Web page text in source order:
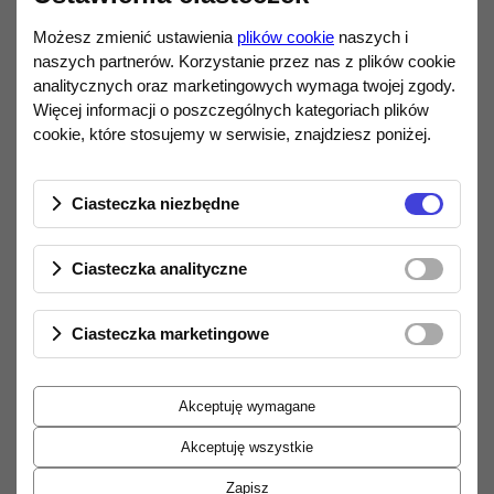
brzmienia (tonalność, wokale, odpowiedź
impulsowa)bez degradacji jakości, bazując
na zaawansowanym PEQ.
Streaming TIDAL i Qobuz,
AirPlay i DLNA
Wi-Fi 2,4 GHz
obsługujestreaming TIDAL i Qobuz, a
takżeAirPlayiDLNA. Aktualizacje systemu
Bluetooth 5.1 – nadajnik i
odbiornik
DAP oferujeBluetooth 5.1działający
dwukierunkowo (TX/RX) z obsługą
aptX(w trybie
Możesz zmienić ustawienia plików cookie naszych i
naszych partnerów. Korzystanie przez nas z plików cookie
analitycznych oraz marketingowych wymaga twojej zgody.
Więcej informacji o poszczególnych kategoriach plików
cookie, które stosujemy w serwisie, znajdziesz poniżej.
Ciasteczka niezbędne
Ciasteczka analityczne
Ciasteczka marketingowe
Akceptuję wymagane
Akceptuję wszystkie
Zapisz